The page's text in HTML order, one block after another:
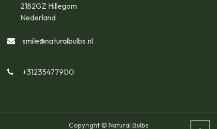
2182GZ Hillegom
Nederland
smile@naturalbulbs.nl
+31235477900
Copyright © Natural Bulbs